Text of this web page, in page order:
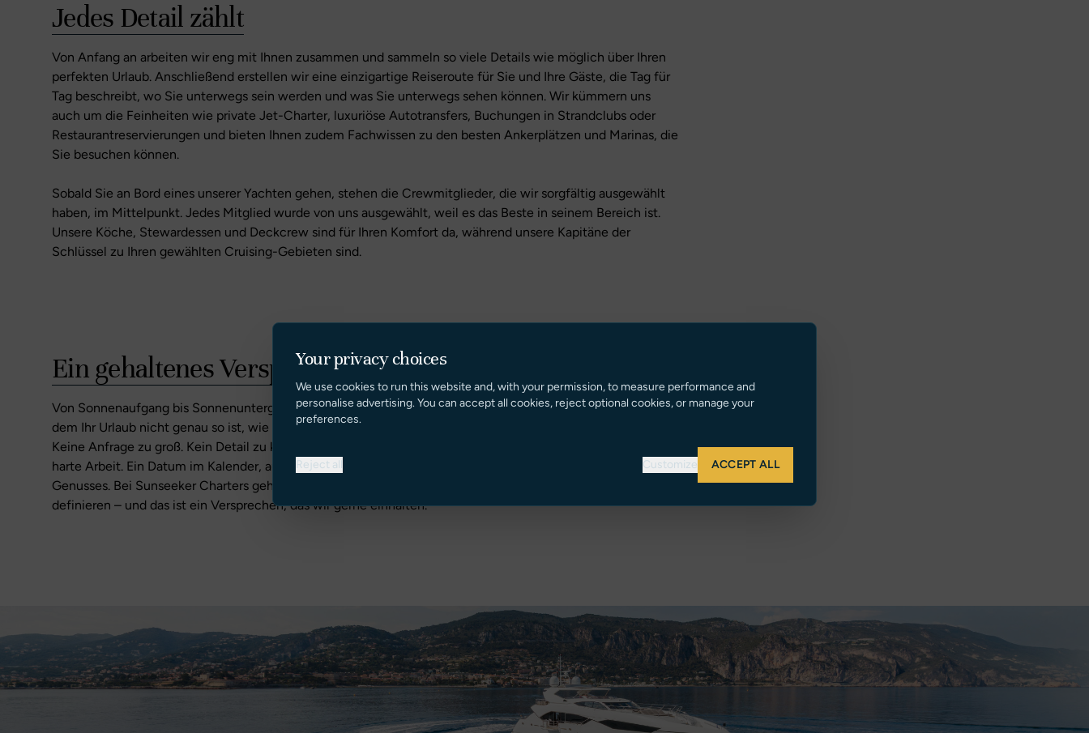
Jedes Detail zählt
Von Anfang an arbeiten wir eng mit Ihnen zusammen und sammeln so viele Details wie möglich über Ihren
perfekten Urlaub. Anschließend erstellen wir eine einzigartige Reiseroute für Sie und Ihre Gäste, die Tag für
Tag beschreibt, wo Sie unterwegs sein werden und was Sie unterwegs sehen können. Wir kümmern uns
auch um die Feinheiten wie private Jet-Charter, luxuriöse Autotransfers, Buchungen in Strandclubs oder
Restaurantreservierungen und bieten Ihnen zudem Fachwissen zu den besten Ankerplätzen und Marinas, die
Sie besuchen können.
Sobald Sie an Bord eines unserer Yachten gehen, stehen die Crewmitglieder, die wir sorgfältig ausgewählt
haben, im Mittelpunkt. Jedes Mitglied wurde von uns ausgewählt, weil es das Beste in seinem Bereich ist.
Unsere Köche, Stewardessen und Deckcrew sind für Ihren Komfort da, während unsere Kapitäne der
Schlüssel zu Ihren gewählten Cruising-Gebieten sind.
Ein gehaltenes Versprechen
Von Sonnenaufgang bis Sonnenuntergang sind wir da, um sicherzustellen, dass es keinen Moment gibt, in
dem Ihr Urlaub nicht genau so ist, wie Sie ihn sich vorgestellt haben.
Keine Anfrage zu groß. Kein Detail zu klein. Urlaube bieten uns allen so viel Versprechen. Eine Belohnung für
harte Arbeit. Ein Datum im Kalender, auf das man sich freuen kann. Ein Moment der Reflexion oder des
Genusses. Bei Sunseeker Charters gehen wir noch viel weiter, während wir weiterhin Luxus-Yachtcharter
definieren – und das ist ein Versprechen, das wir gerne einhalten.
Your privacy choices
We use cookies to run this website and, with your permission, to measure performance and
personalise advertising. You can accept all cookies, reject optional cookies, or manage your
preferences.
Reject all Customize ACCEPT ALL